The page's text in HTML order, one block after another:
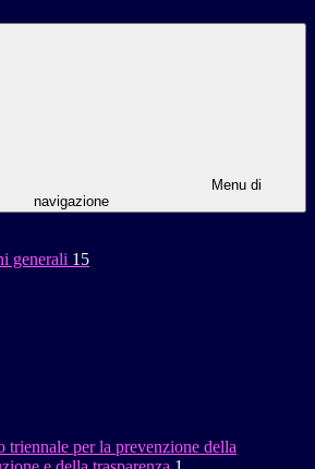
Menu di
navigazione
generali 15
triennale per la prevenzione della